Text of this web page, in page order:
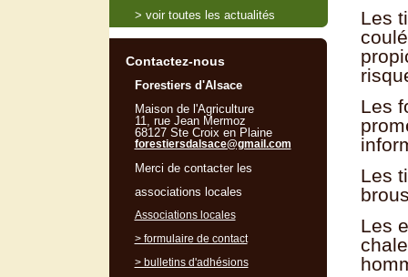
Les
Les
Les
Les
> voir toutes les actualités
Contactez-nous
Forestiers d'Alsace
Maison de l'Agriculture
11, rue Jean Mermoz
68127 Ste Croix en Plaine
forestiersdalsace@gmail.com
Merci de contacter les
associations locales
Associations locales
> formulaire de contact
> bulletins d'adhésions